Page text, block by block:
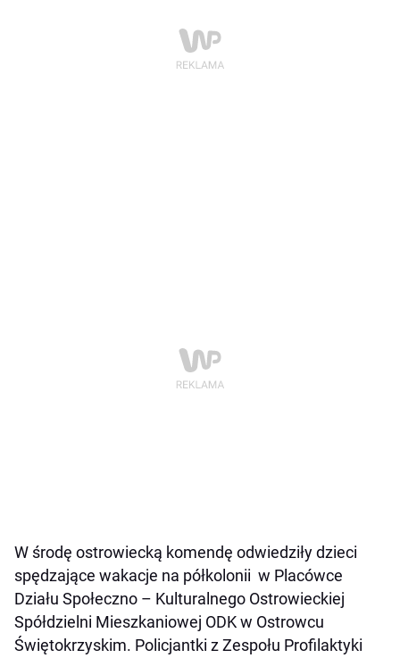
W środę ostrowiecką komendę odwiedziły dzieci
spędzające wakacje na półkolonii w Placówce
Działu Społeczno – Kulturalnego Ostrowieckiej
Spółdzielni Mieszkaniowej ODK w Ostrowcu
Świętokrzyskim. Policjantki z Zespołu Profilaktyki